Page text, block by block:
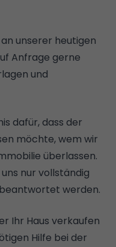
unserer heutigen
Anfrage gerne
und
dafür, dass der
möchte, wem wir
überlassen.
nur vollständig
werden.
Ihr Haus verkaufen
Hilfe bei der